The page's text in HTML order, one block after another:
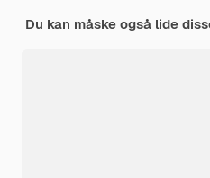
Du kan måske også lide